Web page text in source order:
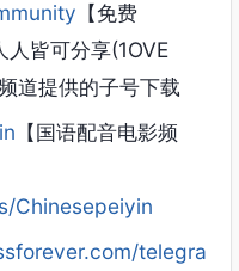
【免费
皆可分享(1OVE
道提供的子号下载
【国语配音电影频
Chinesepeiyin
telegra